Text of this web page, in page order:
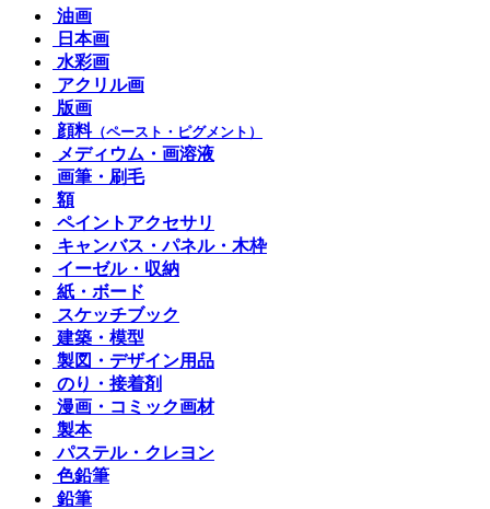
油画
日本画
水彩画
アクリル画
版画
顔料（ペースト・ピグメント）
メディウム・画溶液
画筆・刷毛
額
ペイントアクセサリ
キャンバス・パネル・木枠
イーゼル・収納
紙・ボード
スケッチブック
建築・模型
製図・デザイン用品
のり・接着剤
漫画・コミック画材
製本
パステル・クレヨン
色鉛筆
鉛筆